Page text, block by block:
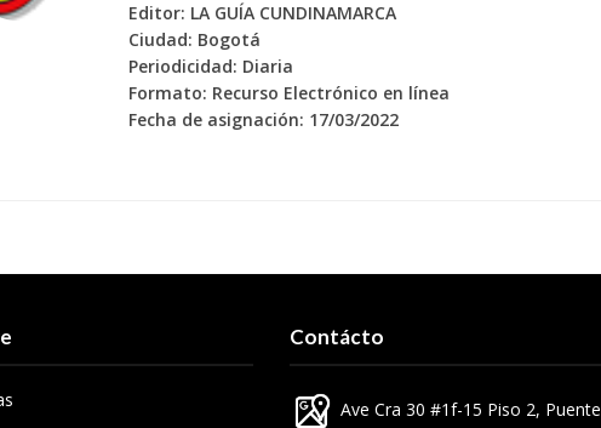
Editor: LA GUÍA CUNDINAMARCA
Ciudad: Bogotá
Periodicidad: Diaria
Formato: Recurso Electrónico en línea
Fecha de asignación: 17/03/2022
Contácto
Ave Cra 30 #1f-15 Piso 2, Puente